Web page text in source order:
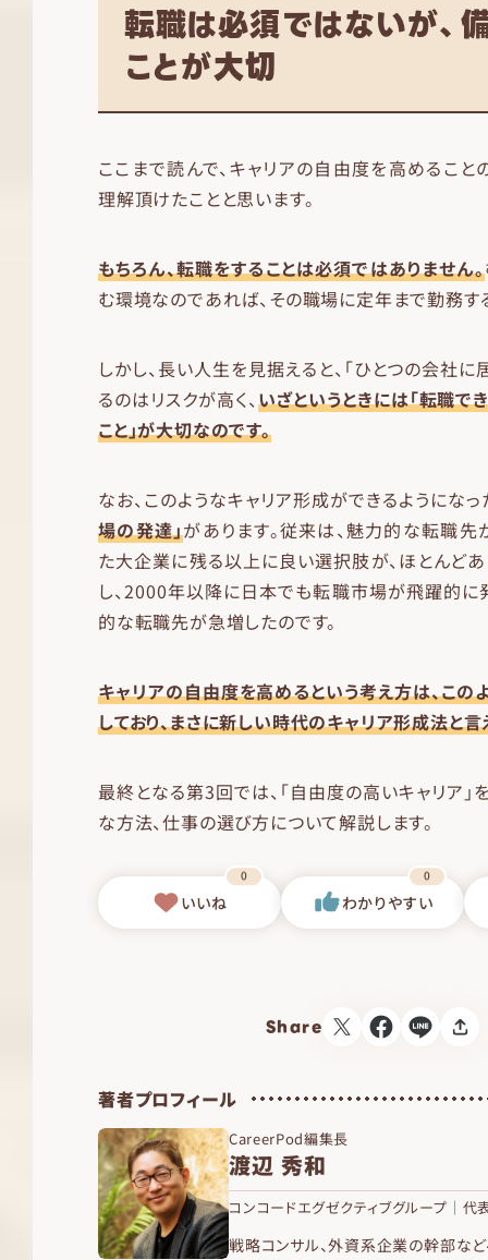
転職は必須ではないが、
ことが大切
ここまで読んで、キャリアの自由度を高めること
理解頂けたことと思います。
もちろん、転職をすることは必須ではありません。
む環境なのであれば、その職場に定年まで勤務す
しかし、長い人生を見据えると、「ひとつの会社
るのはリスクが高く、いざというときには「転職で
こと」が大切なのです。
なお、このようなキャリア形成ができるようにな
場の発達」があります。従来は、魅力的な転職先
た大企業に残る以上に良い選択肢が、ほとんどあ
し、2000年以降に日本でも転職市場が飛躍的に
的な転職先が急増したのです。
キャリアの自由度を高めるという考え方は、この
しており、まさに新しい時代のキャリア形成法と言
最終となる第3回では、「自由度の高いキャリア」
な方法、仕事の選び方について解説します。
いいね
0
わかりやすい
0
Share
著者プロフィール
CareerPod編集長
渡辺 秀和
コンコードエグゼクティブグループ｜代
戦略コンサル、外資系企業の幹部な